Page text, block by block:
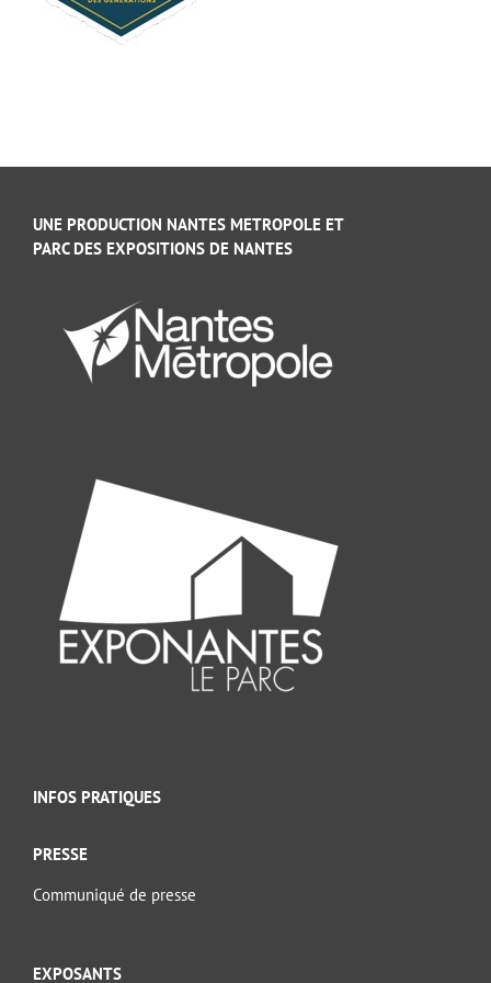
UNE PRODUCTION NANTES METROPOLE ET
PARC DES EXPOSITIONS DE NANTES
INFOS PRATIQUES
PRESSE
Communiqué de presse
EXPOSANTS